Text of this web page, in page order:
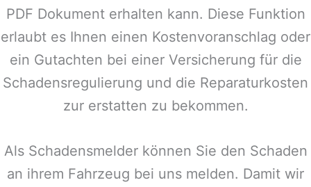
PDF Dokument erhalten kann. Diese Funktion
erlaubt es Ihnen einen Kostenvoranschlag oder
ein Gutachten bei einer Versicherung für die
Schadensregulierung und die Reparaturkosten
zur erstatten zu bekommen.
Als Schadensmelder können Sie den Schaden
an ihrem Fahrzeug bei uns melden. Damit wir